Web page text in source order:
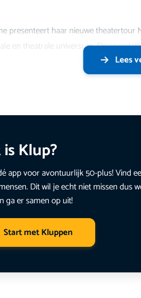
presenteert haar nieuwe
en theatrale universum. De
Lees
Klup?
app voor avontuurlijk 50-plus! Vind
Dit wil je echt niet missen dus
ga er samen op uit!
Start met Kluppen